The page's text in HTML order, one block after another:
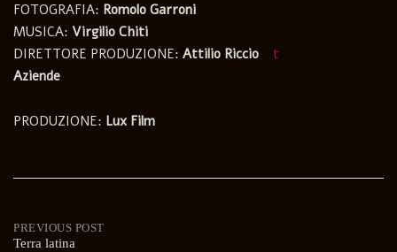
FOTOGRAFIA: Romolo Garroni
MUSICA: Virgilio Chiti
DIRETTORE PRODUZIONE: Attilio Riccio
t
Aziende
PRODUZIONE: Lux Film
Post
PREVIOUS POST
Terra latina